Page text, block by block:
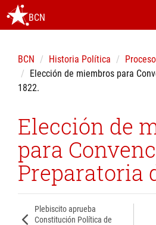
BCN
BCN Historia Política
Elección de miembros para
1822.
Elección de
para
Preparatoria
Plebiscito aprueba
Constitución Política de